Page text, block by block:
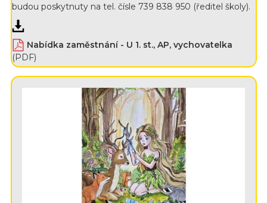
budou poskytnuty na tel. čísle 739 838 950 (ředitel školy).
Nabídka zaměstnání - U 1. st., AP, vychovatelka
(PDF)